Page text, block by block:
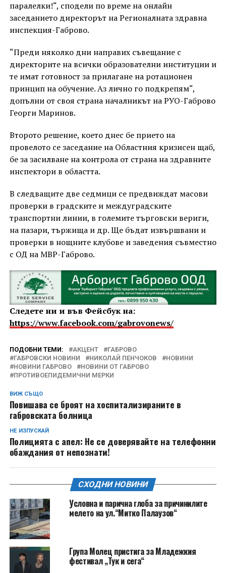
паралелки!“, сподели по време на онлайн
заседанието директорът на Регионалната здравна
инспекция-Габрово.
“Преди няколко дни направих съвещание с
директорите на всички образователни институции и
те имат готовност за прилагане на ротационен
принцип на обучение. Аз лично го подкрепям“,
допълни от своя страна началникът на РУО-Габрово
Георги Маринов.
Второто решение, което днес бе прието на
провелото се заседание на Областния кризисен щаб,
бе за засилване на контрола от страна на здравните
инспектори в областта.
В следващите две седмици се предвиждат масови
проверки в градските и междуградските
транспортни линии, в големите търговски вериги,
на пазари, тържища и др. Ще бъдат извършвани и
проверки в нощните клубове и заведения съвместно
с ОД на МВР-Габрово.
Следете ни и във Фейсбук на:
https://www.facebook.com/gabrovonews/
ПОДОБНИ ТЕМИ: АКЦЕНТ
ГАБРОВО
ГАБРОВСКИ НОВИНИ
НИКОЛАЙ ПЕНЧОКОВ
НОВИНИ
НОВИНИ ГАБРОВО
НОВИНИ ОТ ГАБРОВО
ПРОТИВОЕПИДЕМИЧНИ МЕРКИ
ВИЖ СЪЩО
Повишава се броят на хоспитализираните в
габровската болница
НЕ ИЗПУСКАЙ
Полицията с апел: Не се доверявайте на телефонни
обаждания от непознати!
СХОДНИ НОВИНИ
Условна и парична глоба за причинилите
мелето на ул.“Митко Палаузов“
Група Молец пристига за Младежкия
фестивал „Тук и сега“